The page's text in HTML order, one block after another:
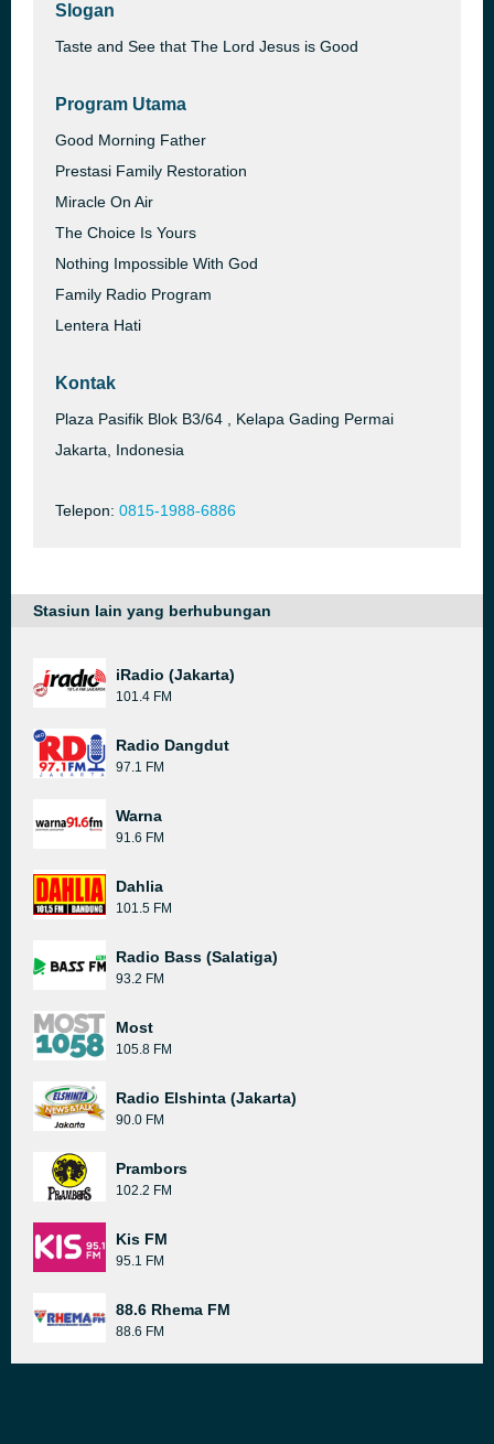
Slogan
Taste and See that The Lord Jesus is Good
Program Utama
Good Morning Father
Prestasi Family Restoration
Miracle On Air
The Choice Is Yours
Nothing Impossible With God
Family Radio Program
Lentera Hati
Kontak
Plaza Pasifik Blok B3/64 , Kelapa Gading Permai
Jakarta, Indonesia
Telepon: 0815-1988-6886
Stasiun lain yang berhubungan
iRadio (Jakarta)
101.4 FM
Radio Dangdut
97.1 FM
Warna
91.6 FM
Dahlia
101.5 FM
Radio Bass (Salatiga)
93.2 FM
Most
105.8 FM
Radio Elshinta (Jakarta)
90.0 FM
Prambors
102.2 FM
Kis FM
95.1 FM
88.6 Rhema FM
88.6 FM